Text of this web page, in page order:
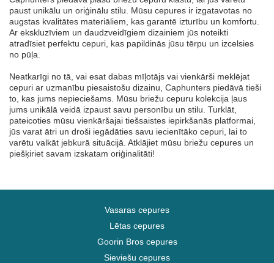
paust unikālu un oriģinālu stilu. Mūsu cepures ir izgatavotas no
augstas kvalitātes materiāliem, kas garantē izturību un komfortu.
Ar ekskluzīviem un daudzveidīgiem dizainiem jūs noteikti
atradīsiet perfektu cepuri, kas papildinās jūsu tērpu un izcelsies
no pūļa.
Neatkarīgi no tā, vai esat dabas mīļotājs vai vienkārši meklējat
cepuri ar uzmanību piesaistošu dizainu, Caphunters piedāvā tieši
to, kas jums nepieciešams. Mūsu briežu cepuru kolekcija ļaus
jums unikālā veidā izpaust savu personību un stilu. Turklāt,
pateicoties mūsu vienkāršajai tiešsaistes iepirkšanās platformai,
jūs varat ātri un droši iegādāties savu iecienītāko cepuri, lai to
varētu valkāt jebkurā situācijā. Atklājiet mūsu briežu cepures un
piešķiriet savam izskatam oriģinalitāti!
Vasaras cepures
Lētas cepures
Goorin Bros cepures
Sieviešu cepures